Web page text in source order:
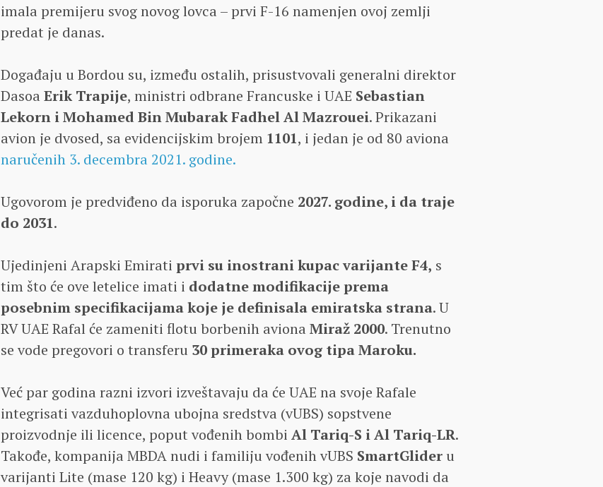
imala premijeru svog novog lovca – prvi F-16 namenjen ovoj zemlji
predat je danas.
Događaju u Bordou su, između ostalih, prisustvovali generalni direktor
Dasoa Erik Trapije, ministri odbrane Francuske i UAE Sebastian
Lekorn i Mohamed Bin Mubarak Fadhel Al Mazrouei. Prikazani
avion je dvosed, sa evidencijskim brojem 1101, i jedan je od 80 aviona
naručenih 3. decembra 2021. godine.
Ugovorom je predviđeno da isporuka započne 2027. godine, i da traje
do 2031.
Ujedinjeni Arapski Emirati prvi su inostrani kupac varijante F4, s
tim što će ove letelice imati i dodatne modifikacije prema
posebnim specifikacijama koje je definisala emiratska strana. U
RV UAE Rafal će zameniti flotu borbenih aviona Miraž 2000. Trenutno
se vode pregovori o transferu 30 primeraka ovog tipa Maroku.
Već par godina razni izvori izveštavaju da će UAE na svoje Rafale
integrisati vazduhoplovna ubojna sredstva (vUBS) sopstvene
proizvodnje ili licence, poput vođenih bombi Al Tariq-S i Al Tariq-LR.
Takođe, kompanija MBDA nudi i familiju vođenih vUBS SmartGlider u
varijanti Lite (mase 120 kg) i Heavy (mase 1.300 kg) za koje navodi da